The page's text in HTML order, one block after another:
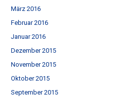
März 2016
Februar 2016
Januar 2016
Dezember 2015
November 2015
Oktober 2015
September 2015